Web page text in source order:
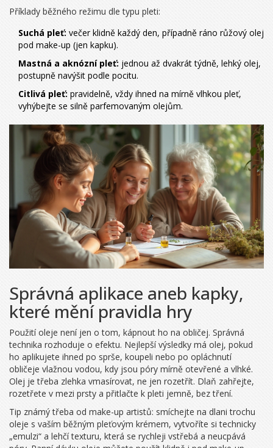
Příklady běžného režimu dle typu pleti:
Suchá pleť: večer klidně každý den, případně ráno růžový olej
pod make-up (jen kapku).
Mastná a aknózní pleť: jednou až dvakrát týdně, lehký olej,
postupně navýšit podle pocitu.
Citlivá pleť: pravidelně, vždy ihned na mírně vlhkou pleť,
vyhýbejte se silně parfemovaným olejům.
Správná aplikace aneb kapky,
které mění pravidla hry
Použití oleje není jen o tom, kápnout ho na obličej. Správná
technika rozhoduje o efektu. Nejlepší výsledky má olej, pokud
ho aplikujete ihned po sprše, koupeli nebo po opláchnutí
obličeje vlažnou vodou, kdy jsou póry mírně otevřené a vlhké.
Olej je třeba zlehka vmasírovat, ne jen rozetřít. Dlaň zahřejte,
rozetřete v mezi prsty a přitlačte k pleti jemně, bez tření.
Tip známý třeba od make-up artistů: smíchejte na dlani trochu
oleje s vaším běžným pleťovým krémem, vytvoříte si technicky
„emulzi“ a lehčí texturu, která se rychleji vstřebá a neucpává